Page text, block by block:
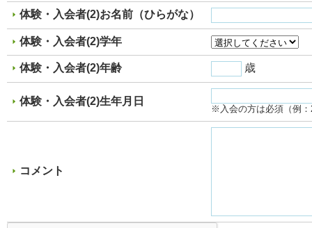
体験・入会者(2)お名前（ひらがな）
体験・入会者(2)学年
体験・入会者(2)年齢 歳
体験・入会者(2)生年月日
※入会の方は必須（例
コメント